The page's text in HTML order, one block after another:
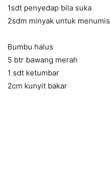
1sdt penyedap bila suka
2sdm minyak untuk menumis
Bumbu halus
5 btr bawang merah
1 sdt ketumbar
2cm kunyit bakar